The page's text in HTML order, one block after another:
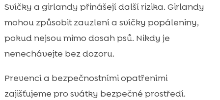
Svíčky a girlandy přinášejí další rizika. Girlandy
mohou způsobit zauzlení a svíčky popáleniny,
pokud nejsou mimo dosah psů. Nikdy je
nenechávejte bez dozoru.
Prevencí a bezpečnostními opatřeními
zajišťujeme pro svátky bezpečné prostředí.